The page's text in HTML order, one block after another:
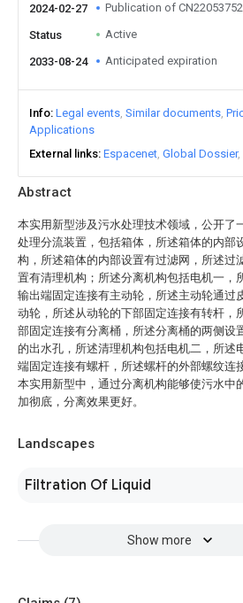
Abstract
本实用新型涉及污水处理技术领域，公开了
处理分流装置，包括箱体，所述箱体的内部
构，所述箱体的内部设置有过滤网，所述过
置有清理机构；所述分离机构包括电机一，
输出端固定连接有主动轮，所述主动轮通过
动轮，所述从动轮的下部固定连接有转杆，
部固定连接有分离桶，所述分离桶的两侧设
的出水孔，所述清理机构包括电机二，所述
端固定连接有螺杆，所述螺杆的外部螺纹连
本实用新型中，通过分离机构能够使污水中
加彻底，分离效果更好。
Landscapes
Filtration Of Liquid
Show more
2024-02-27 Publication of
Status Active
2033-08-24 Anticipated expiration
Info Legal events Similar documents
Applications
External links Espacenet Global Dossier